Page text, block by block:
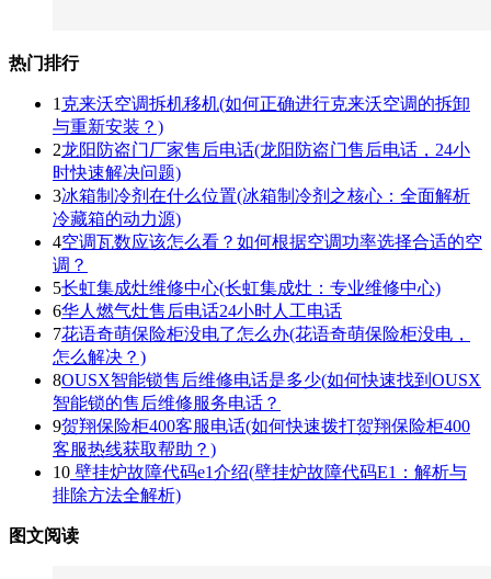
热门排行
1 克来沃空调拆机移机(如何正确进行克来沃空调的拆卸
与重新安装？)
2龙阳防盗门厂家售后电话(龙阳防盗门售后电话，24小
时快速解决问题)
3冰箱制冷剂在什么位置(冰箱制冷剂之核心：全面解析
冷藏箱的动力源)
4空调瓦数应该怎么看？如何根据空调功率选择合适的空
调？
5长虹集成灶维修中心(长虹集成灶：专业维修中心)
6华人燃气灶售后电话24小时人工电话
7花语奇萌保险柜没电了怎么办(花语奇萌保险柜没电，
怎么解决？)
8OUSX智能锁售后维修电话是多少(如何快速找到OUSX
智能锁的售后维修服务电话？
9贺翔保险柜400客服电话(如何快速拨打贺翔保险柜400
客服热线获取帮助？)
10 壁挂炉故障代码e1介绍(壁挂炉故障代码E1：解析与
排除方法全解析)
图文阅读